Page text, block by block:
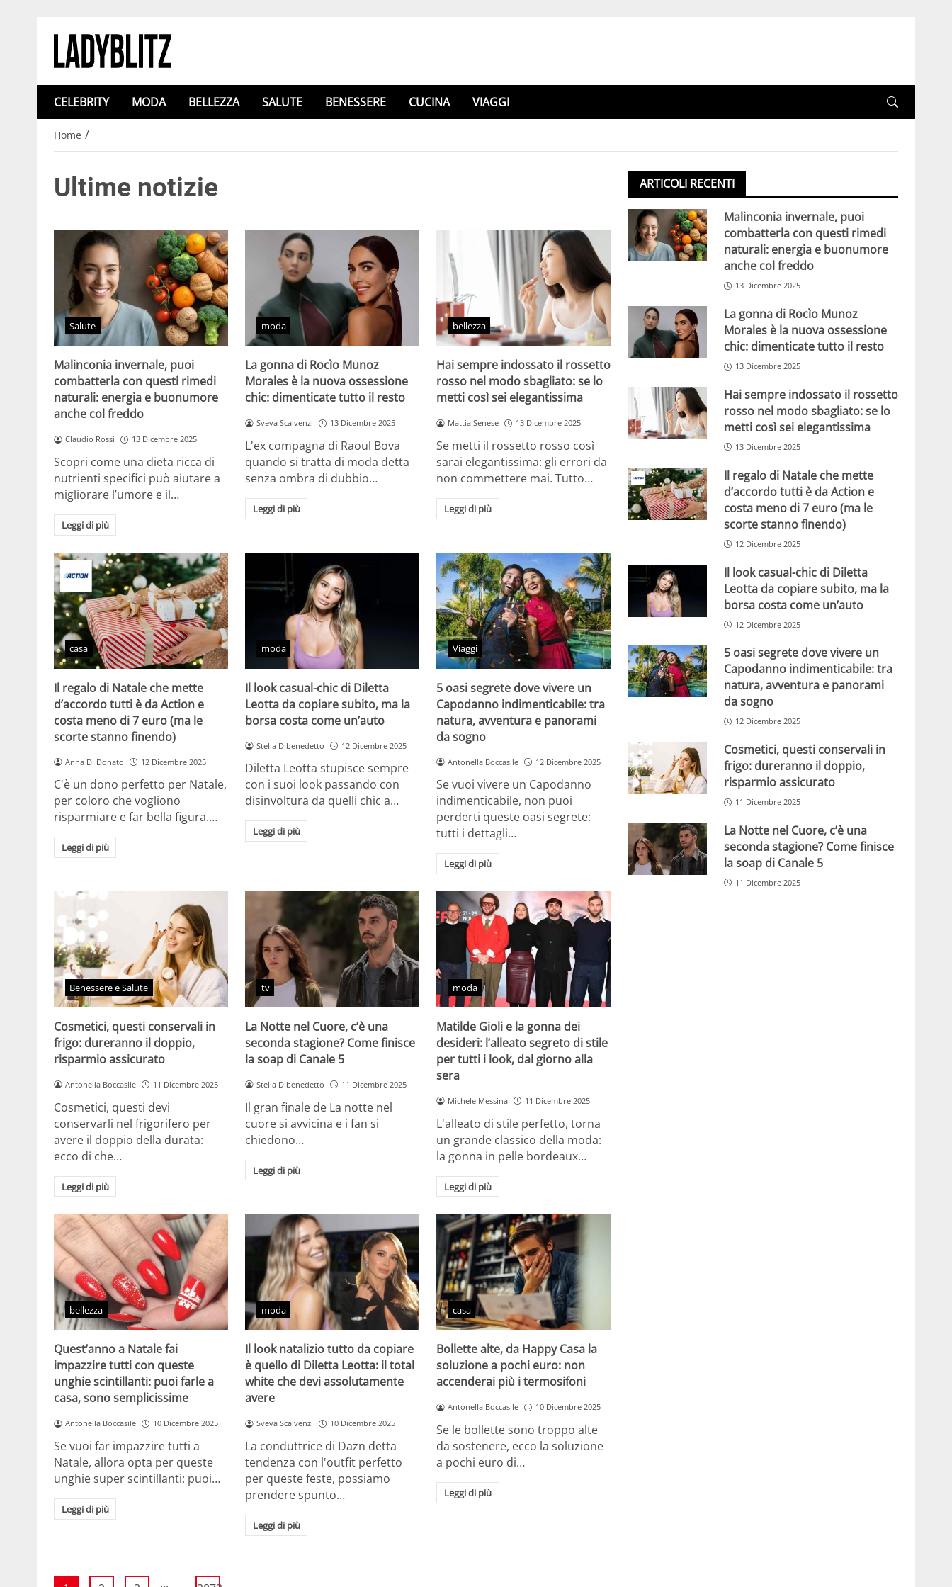
CELEBRITY MODA BELLEZZA SALUTE BENESSERE CUCINA VIAGGI
Home /
Ultime notizie
Salute
Malinconia invernale, puoi
combatterla con questi rimedi
naturali: energia e buonumore
anche col freddo
Claudio Rossi 13 Dicembre 2025
Scopri come una dieta ricca di
nutrienti specifici può aiutare a
migliorare l’umore e il…
Leggi di più
moda
La gonna di Rocìo Munoz
Morales è la nuova ossessione
chic: dimenticate tutto il resto
Sveva Scalvenzi 13 Dicembre 2025
L'ex compagna di Raoul Bova
quando si tratta di moda detta
senza ombra di dubbio…
Leggi di più
bellezza
Hai sempre indossato il rossetto
rosso nel modo sbagliato: se lo
metti così sei elegantissima
Mattia Senese 13 Dicembre 2025
Se metti il rossetto rosso così
sarai elegantissima: gli errori da
non commettere mai. Tutto…
Leggi di più
casa
Il regalo di Natale che mette
d’accordo tutti è da Action e
costa meno di 7 euro (ma le
scorte stanno finendo)
Anna Di Donato 12 Dicembre 2025
C'è un dono perfetto per Natale,
per coloro che vogliono
risparmiare e far bella figura.…
Leggi di più
moda
Il look casual-chic di Diletta
Leotta da copiare subito, ma la
borsa costa come un’auto
Stella Dibenedetto 12 Dicembre 2025
Diletta Leotta stupisce sempre
con i suoi look passando con
disinvoltura da quelli chic a…
Leggi di più
Viaggi
5 oasi segrete dove vivere un
Capodanno indimenticabile: tra
natura, avventura e panorami
da sogno
Antonella Boccasile 12 Dicembre 2025
Se vuoi vivere un Capodanno
indimenticabile, non puoi
perderti queste oasi segrete:
tutti i dettagli…
Leggi di più
Benessere e Salute
Cosmetici, questi conservali in
frigo: dureranno il doppio,
risparmio assicurato
Antonella Boccasile 11 Dicembre 2025
Cosmetici, questi devi
conservarli nel frigorifero per
avere il doppio della durata:
ecco di che…
Leggi di più
tv
La Notte nel Cuore, c’è una
seconda stagione? Come finisce
la soap di Canale 5
Stella Dibenedetto 11 Dicembre 2025
Il gran finale de La notte nel
cuore si avvicina e i fan si
chiedono…
Leggi di più
moda
Matilde Gioli e la gonna dei
desideri: l’alleato segreto di stile
per tutti i look, dal giorno alla
sera
Michele Messina 11 Dicembre 2025
L'alleato di stile perfetto, torna
un grande classico della moda:
la gonna in pelle bordeaux…
Leggi di più
bellezza
Quest’anno a Natale fai
impazzire tutti con queste
unghie scintillanti: puoi farle a
casa, sono semplicissime
Antonella Boccasile 10 Dicembre 2025
Se vuoi far impazzire tutti a
Natale, allora opta per queste
unghie super scintillanti: puoi…
Leggi di più
moda
Il look natalizio tutto da copiare
è quello di Diletta Leotta: il total
white che devi assolutamente
avere
Sveva Scalvenzi 10 Dicembre 2025
La conduttrice di Dazn detta
tendenza con l'outfit perfetto
per queste feste, possiamo
prendere spunto…
Leggi di più
casa
Bollette alte, da Happy Casa la
soluzione a pochi euro: non
accenderai più i termosifoni
Antonella Boccasile 10 Dicembre 2025
Se le bollette sono troppo alte
da sostenere, ecco la soluzione
a pochi euro di…
Leggi di più
...
ARTICOLI RECENTI
Malinconia invernale, puoi
combatterla con questi rimedi
naturali: energia e buonumore
anche col freddo
13 Dicembre 2025
La gonna di Rocìo Munoz
Morales è la nuova ossessione
chic: dimenticate tutto il resto
13 Dicembre 2025
Hai sempre indossato il rossetto
rosso nel modo sbagliato: se lo
metti così sei elegantissima
13 Dicembre 2025
Il regalo di Natale che mette
d’accordo tutti è da Action e
costa meno di 7 euro (ma le
scorte stanno finendo)
12 Dicembre 2025
Il look casual-chic di Diletta
Leotta da copiare subito, ma la
borsa costa come un’auto
12 Dicembre 2025
5 oasi segrete dove vivere un
Capodanno indimenticabile: tra
natura, avventura e panorami
da sogno
12 Dicembre 2025
Cosmetici, questi conservali in
frigo: dureranno il doppio,
risparmio assicurato
11 Dicembre 2025
La Notte nel Cuore, c’è una
seconda stagione? Come finisce
la soap di Canale 5
11 Dicembre 2025